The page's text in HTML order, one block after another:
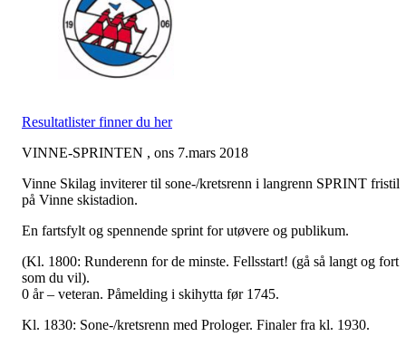
Resultatlister finner du her
VINNE-SPRINTEN , ons 7.mars 2018
Vinne Skilag inviterer til sone-/kretsrenn i langrenn SPRINT fristil
på Vinne skistadion.
En fartsfylt og spennende sprint for utøvere og publikum.
(Kl. 1800: Runderenn for de minste. Fellsstart! (gå så langt og fort
som du vil).
0 år – veteran. Påmelding i skihytta før 1745.
Kl. 1830: Sone-/kretsrenn med Prologer. Finaler fra kl. 1930.